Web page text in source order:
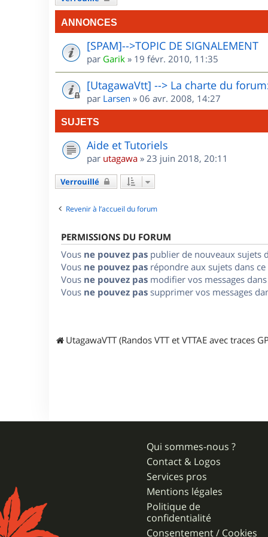
ANNONCES
[SPAM]-->TOPIC DE SIGNALEMENT
par Garik » 19 févr. 2010, 11:35
[UtagawaVtt] --> La charte du
par Larsen » 06 avr. 2008, 14:27
SUJETS
Aide et Tutoriels
par utagawa » 23 juin 2018, 20:11
Verrouillé
Revenir à l’accueil du forum
PERMISSIONS DU FORUM
Vous ne pouvez pas publier de nouveaux sujets
Vous ne pouvez pas répondre aux sujets dans
Vous ne pouvez pas modifier vos messages
Vous ne pouvez pas supprimer vos messages
UtagawaVTT (Randos VTT et VTTAE avec traces
Qui sommes-nous ?
Contact & Logos
Services pros
Mentions légales
Politique de
confidentialité
Consentement / Cookies